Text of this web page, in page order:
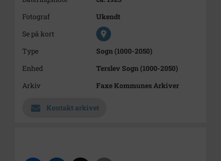
Fotograf
Ukendt
Se på kort
Type
Sogn (1000-2050)
Enhed
Terslev Sogn (1000-2050)
Arkiv
Faxe Kommunes Arkiver
Kontakt arkivet